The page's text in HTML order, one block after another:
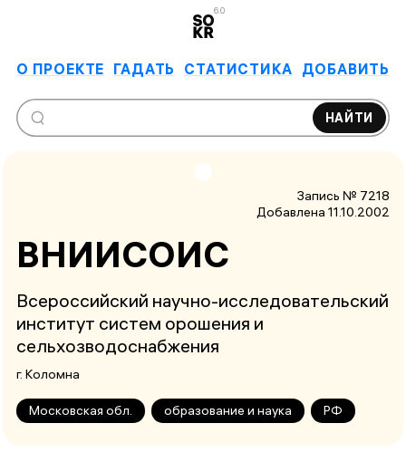
6.0
О ПРОЕКТЕ ГАДАТЬ СТАТИСТИКА ДОБАВИТЬ
НАЙТИ
Запись № 7218
Добавлена 11.10.2002
ВНИИСОИС
Всероссийский научно-исследовательский
институт систем орошения и
сельхозводоснабжения
г. Коломна
Московская обл. образование и наука РФ